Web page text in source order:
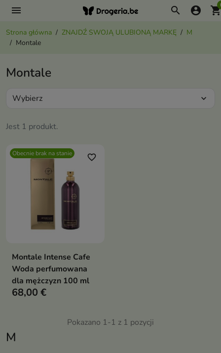
menu search account_circle
Strona główna ZNAJDŹ SWOJĄ ULUBIONĄ MARKĘ
M
Montale
M
Montale
Jest 1 produkt.
Wybierz expand_more
Obecnie brak na stanie favorite_border
Montale Intense Cafe
Woda perfumowana
dla mężczyzn 100 ml
68,00 €
Pokazano 1-1 z 1 pozycji